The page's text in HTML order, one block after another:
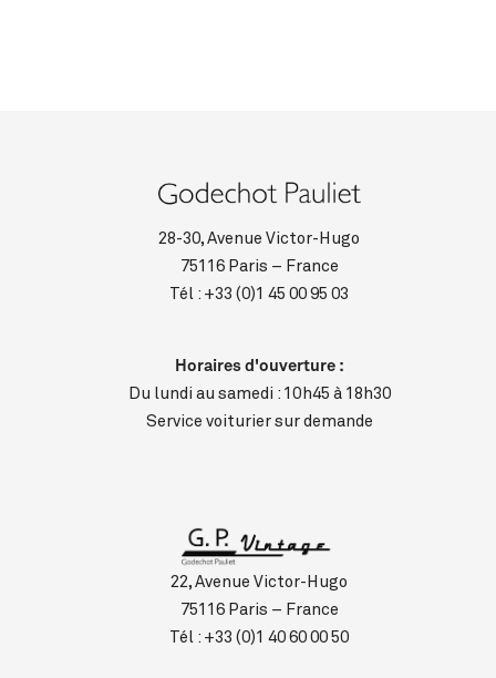
28-30, Avenue Victor-Hugo
75116 Paris – France
Tél : +33 (0)1 45 00 95 03
Horaires d'ouverture :
Du lundi au samedi : 10h45 à 18h30
Service voiturier sur demande
22, Avenue Victor-Hugo
75116 Paris – France
Tél : +33 (0)1 40 60 00 50